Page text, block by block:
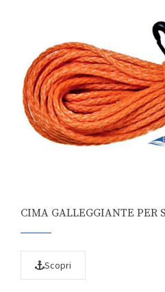
CIMA GALLEGGIANTE PER
Scopri